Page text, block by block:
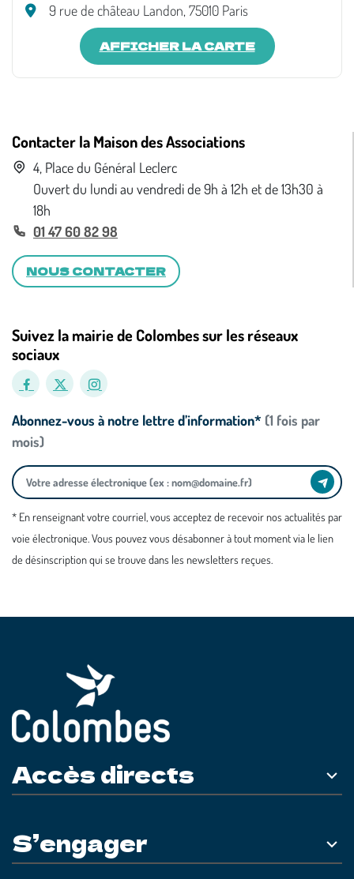
9 rue de château Landon, 75010 Paris
AFFICHER LA CARTE
Contacter la Maison des Associations
4, Place du Général Leclerc
Ouvert du lundi au vendredi de 9h à 12h et de 13h30 à
18h
01 47 60 82 98
NOUS CONTACTER
Suivez la mairie de Colombes sur les réseaux
sociaux
Abonnez-vous à notre lettre d’information* (1 fois par
mois)
* En renseignant votre courriel, vous acceptez de recevoir nos actualités par
voie électronique. Vous pouvez vous désabonner à tout moment via le lien
de désinscription qui se trouve dans les newsletters reçues.
Accès directs
S’engager